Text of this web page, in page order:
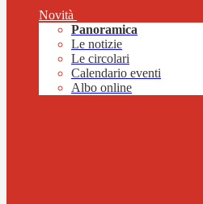
Novità
Panoramica
Le notizie
Le circolari
Calendario eventi
Albo online